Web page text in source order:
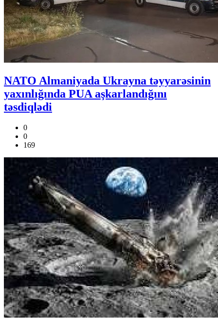
NATO Almaniyada Ukrayna təyyarəsinin
yaxınlığında PUA aşkarlandığını
təsdiqlədi
0
0
169